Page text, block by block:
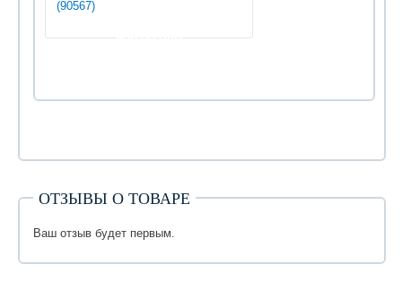
(90567)
900.00 руб
ОТЗЫВЫ О ТОВАРЕ
Ваш отзыв будет первым.